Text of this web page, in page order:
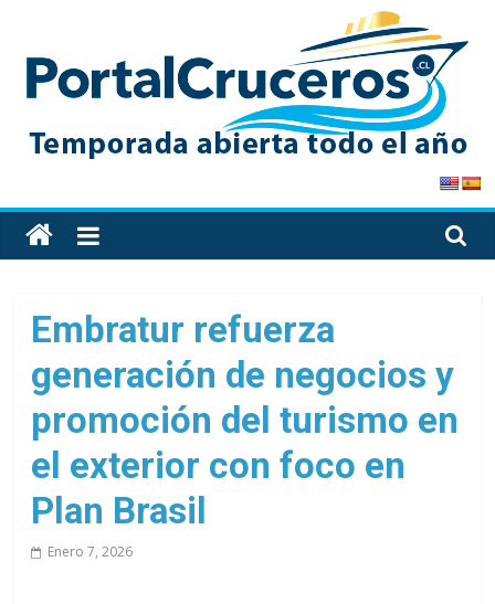
content
PortalCruceros
Toda
la
de
cruceros
en
un
solo
sitio
Embratur refuerza
generación de negocios y
promoción del turismo en
el exterior con foco en
Plan Brasil
Enero 7, 2026